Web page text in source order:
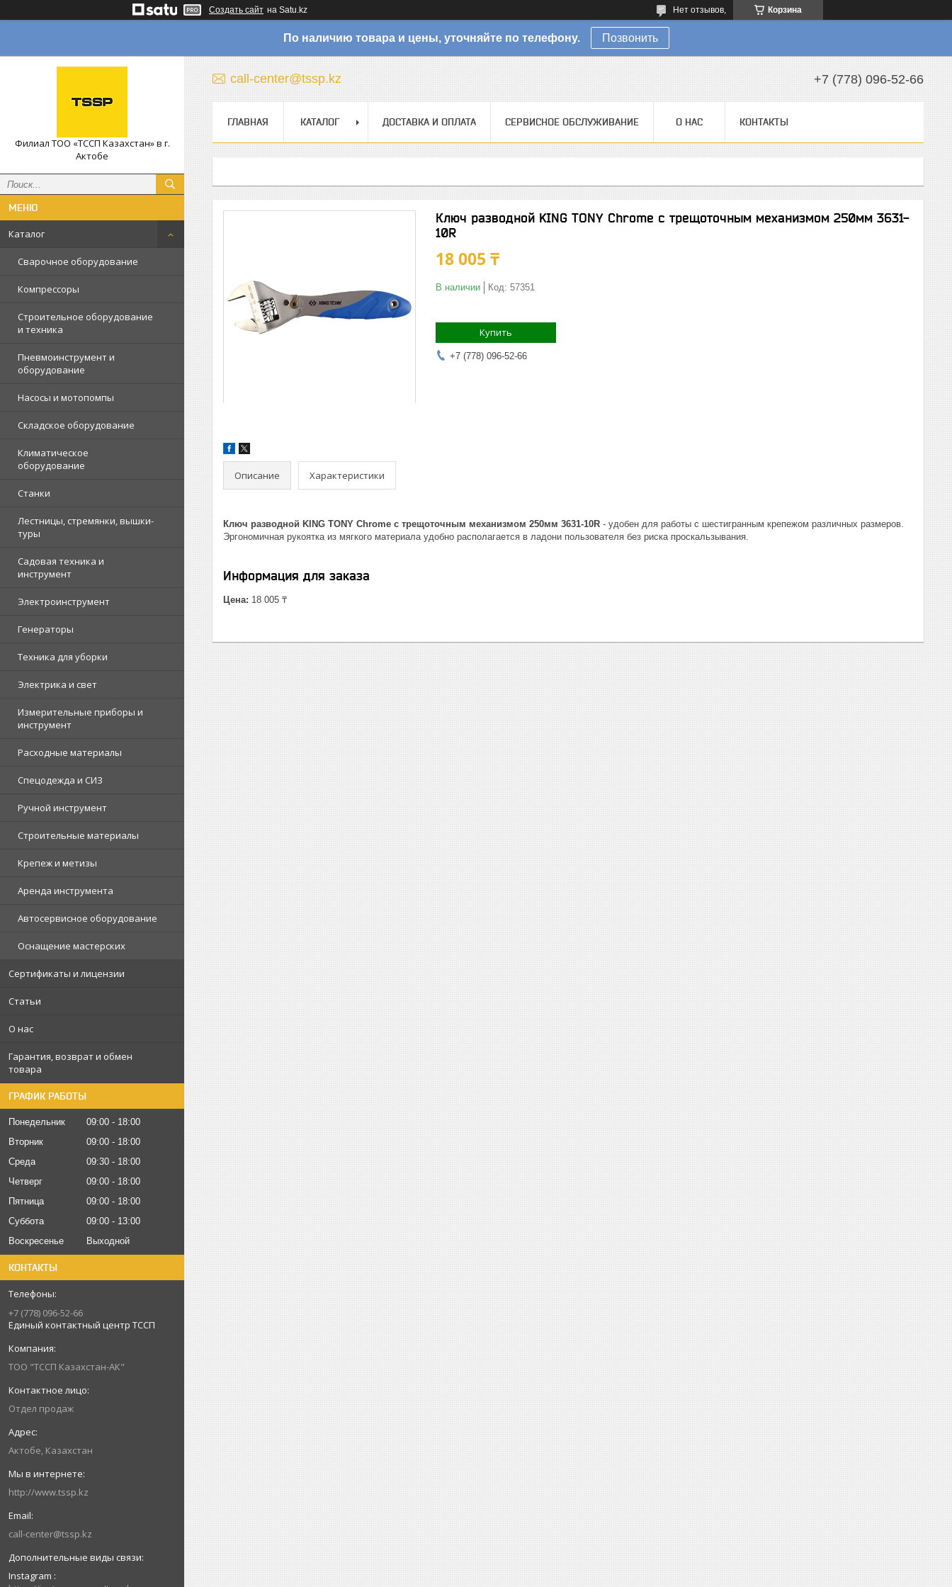
Создать сайт на Satu.kz Корзина
Нет отзывов,
По наличию товара и цены, уточняйте по телефону. Позвонить
Филиал ТОО «ТССП Казахстан» в г.
Актобе
Каталог
Сварочное оборудование
Компрессоры
Строительное оборудование
и техника
Пневмоинструмент и
оборудование
Насосы и мотопомпы
Складское оборудование
Климатическое
оборудование
Станки
Лестницы, стремянки, вышки-
туры
Садовая техника и
инструмент
Электроинструмент
Генераторы
Техника для уборки
Электрика и свет
Измерительные приборы и
инструмент
Расходные материалы
Спецодежда и СИЗ
Ручной инструмент
Строительные материалы
Крепеж и метизы
Аренда инструмента
Автосервисное оборудование
Оснащение мастерских
Сертификаты и лицензии
Статьи
О нас
Гарантия, возврат и обмен
товара
ГРАФИК РАБОТЫ
Понедельник 09:00
18:00
Вторник
09:00
18:00
Среда
09:30
18:00
Четверг
09:00
18:00
Пятница
09:00
18:00
Суббота
09:00
13:00
Воскресенье
Выходной
КОНТАКТЫ
+7 (778) 096-52-66
Единый контактный центр ТССП
ТОО "ТССП Казахстан-АК"
Отдел продаж
Актобе, Казахстан
http://www.tssp.kz
call-center@tssp.kz
Instagram
call-center@tssp.kz +7 (778) 096-52-66
ГЛАВНАЯ КАТАЛОГ ДОСТАВКА И ОПЛАТА СЕРВИСНОЕ ОБСЛУЖИВАНИЕ О НАС КОНТАКТЫ
Ключ разводной KING TONY Chrome с трещоточным механизмом 250мм 3631-
10R
18 005 ₸
В наличии Код: 57351
Купить
+7 (778) 096-52-66
Описание Характеристики
Ключ разводной KING TONY Chrome с трещоточным механизмом 250мм 3631-10R - удобен для работы с шестигранным крепежом различных размеров.
Эргономичная рукоятка из мягкого материала удобно располагается в ладони пользователя без риска проскальзывания.
Информация для заказа
Цена: 18 005 ₸